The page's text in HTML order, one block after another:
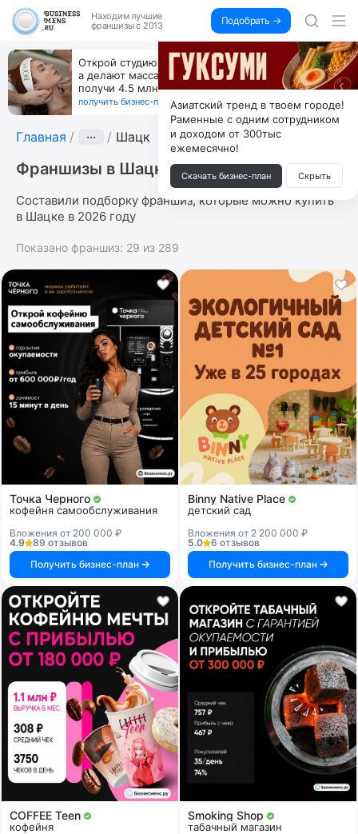
Находим лучшие
франшизы с 2013
Подобрать →
За 90 тыс. открой магазин на Авито, дома ни
коробок, ни товара, ни склада, зато каждый месяц
+125 тыс. чистыми
получить бизнес-план ↓
Главная ··· Шацк
Франшизы в Шацке
Составили подборку франшиз, которые можно купить
в Шацке в 2026 году
Показано франшиз: 29 из 289
Точка Черного
кофейня самообслуживания
Вложения от 200 000 ₽
4.9
89 отзывов
Получить бизнес-план
Binny Native Place
детский сад
Вложения от 2 200 000 ₽
5.0
6 отзывов
Получить бизнес-план
COFFEE Teen
кофейня
Smoking Shop
табачный магазин
Азиатский тренд в твоем городе!
Раменные с одним сотрудником
и доходом от 300тыс
ежемесячно!
Скачать бизнес-план Скрыть